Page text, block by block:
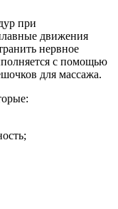
при
движения
нервное
с помощью
для массажа.